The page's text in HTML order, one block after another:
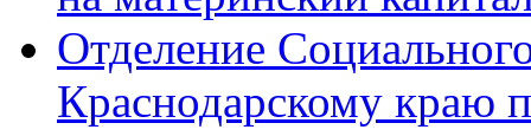
Отделение
Краснодарскому краю